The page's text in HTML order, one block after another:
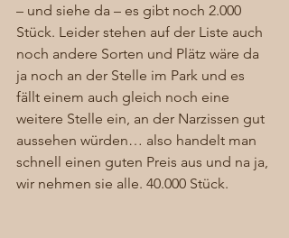
– und siehe da – es gibt noch 2.000
Stück. Leider stehen auf der Liste auch
noch andere Sorten und Plätz wäre da
ja noch an der Stelle im Park und es
fällt einem auch gleich noch eine
weitere Stelle ein, an der Narzissen gut
aussehen würden… also handelt man
schnell einen guten Preis aus und na ja,
wir nehmen sie alle. 40.000 Stück.